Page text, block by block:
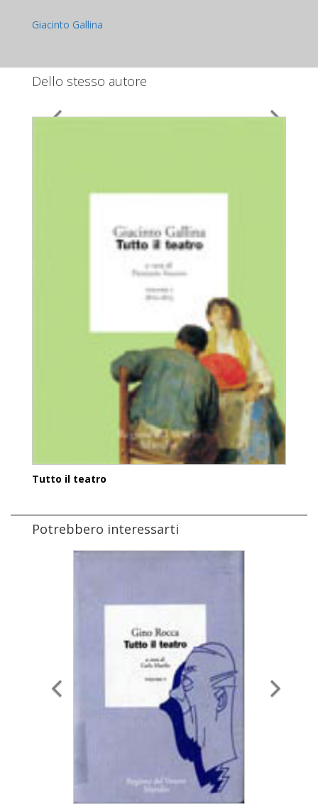
Giacinto Gallina
Dello stesso autore
Tutto il teatro
Potrebbero interessarti